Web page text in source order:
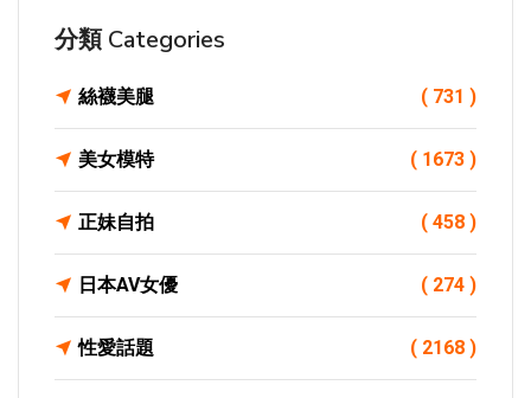
分類 Categories
絲襪美腿 ( 731 )
美女模特 ( 1673 )
正妹自拍 ( 458 )
日本AV女優 ( 274 )
性愛話題 ( 2168 )